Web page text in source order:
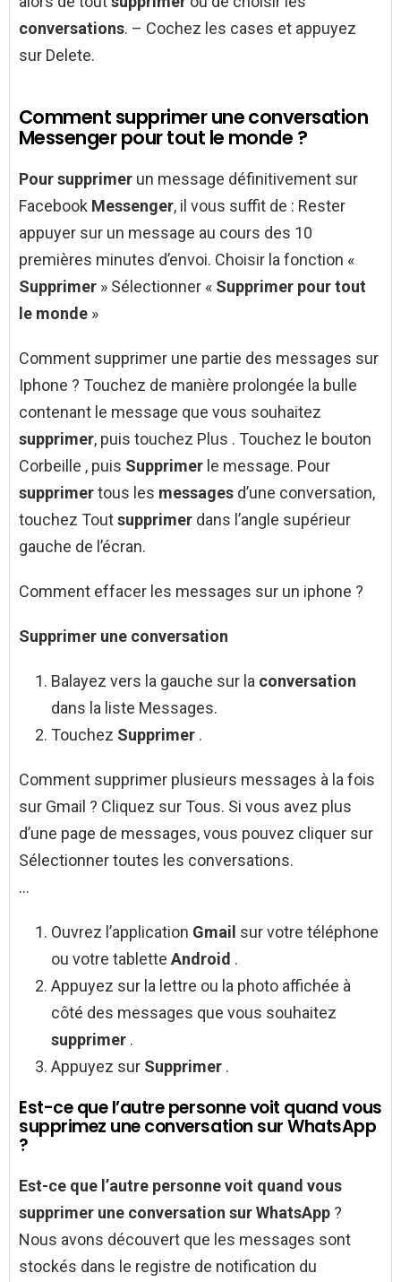
conversations. – Cochez les cases et appuyez
sur Delete.
Comment supprimer une conversation
Messenger pour tout le monde ?
Pour supprimer un message définitivement sur
Facebook Messenger, il vous suffit de : Rester
appuyer sur un message au cours des 10
premières minutes d’envoi. Choisir la fonction «
Supprimer » Sélectionner « Supprimer pour tout
le monde »
Comment supprimer une partie des messages sur
Iphone ? Touchez de manière prolongée la bulle
contenant le message que vous souhaitez
supprimer, puis touchez Plus . Touchez le bouton
Corbeille , puis Supprimer le message. Pour
supprimertous les messages d’une conversation,
touchez Toutsupprimer dans l’angle supérieur
gauche de l’écran.
Comment effacer les messages sur un iphone ?
Supprimer une conversation
Balayez vers la gauche sur la conversation
dans la liste Messages.
Touchez Supprimer .
Comment supprimer plusieurs messages à la fois
sur Gmail ? Cliquez sur Tous. Si vous avez plus
d’une page de messages, vous pouvez cliquer sur
Sélectionner toutes les conversations.
…
Ouvrez l’application Gmail sur votre téléphone
ou votre tablette Android .
Appuyez sur la lettre ou la photo affichée à
côté des messages que vous souhaitez
supprimer .
Appuyez sur Supprimer .
Est-ce que l’autre personne voit quand vous
supprimez une conversation sur WhatsApp
?
Est-ce que l’autre personne voit quand vous
supprimer une conversation sur WhatsApp ?
Nous avons découvert que les messages sont
stockés dans le registre de notification du